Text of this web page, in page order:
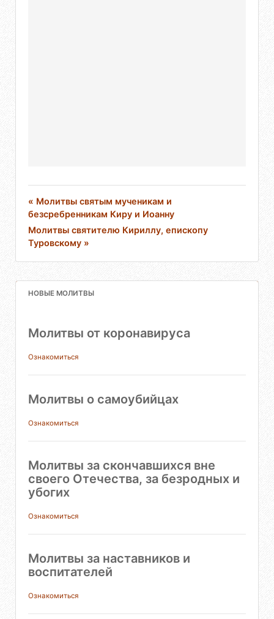
« Молитвы святым мученикам и
безсребренникам Киру и Иоанну
Молитвы святителю Кириллу, епископу
Туровскому »
НОВЫЕ МОЛИТВЫ
Молитвы от коронавируса
Ознакомиться
Молитвы о самоубийцах
Ознакомиться
Молитвы за скончавшихся вне
своего Отечества, за безродных и
убогих
Ознакомиться
Молитвы за наставников и
воспитателей
Ознакомиться